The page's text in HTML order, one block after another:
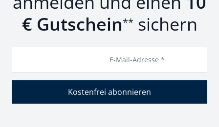
€ Gutschein** sichern
E-Mail-Adresse *
Kostenfrei abonnieren